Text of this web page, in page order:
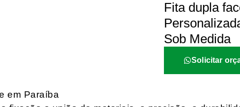
Fita dupla
Sob Medida
Solicitar
em Paraíba